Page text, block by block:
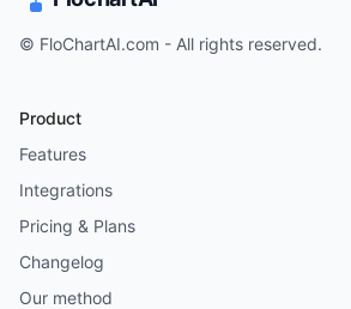
© FloChartAI.com - All rights reserved.
Product
Features
Integrations
Pricing & Plans
Changelog
Our method